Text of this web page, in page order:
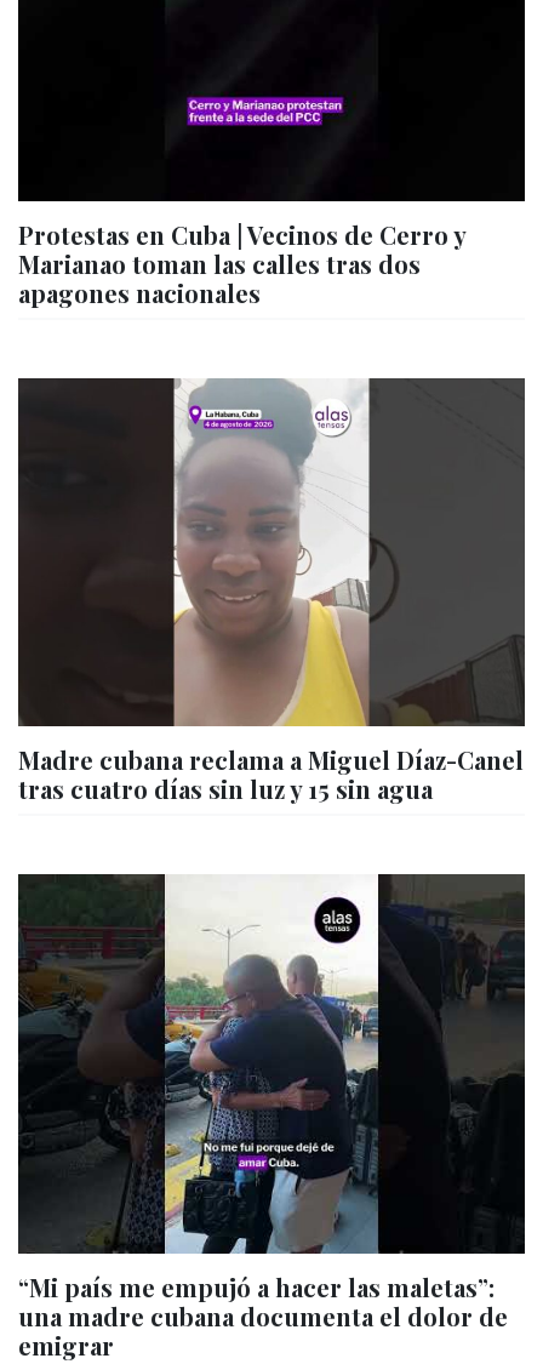
Protestas en Cuba | Vecinos de Cerro y
Marianao toman las calles tras dos
apagones nacionales
Madre cubana reclama a Miguel Díaz-Canel
tras cuatro días sin luz y 15 sin agua
“Mi país me empujó a hacer las maletas”:
una madre cubana documenta el dolor de
emigrar